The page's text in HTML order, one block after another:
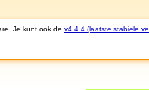
Je kunt ook de v4.4.4 (laatste stabiele